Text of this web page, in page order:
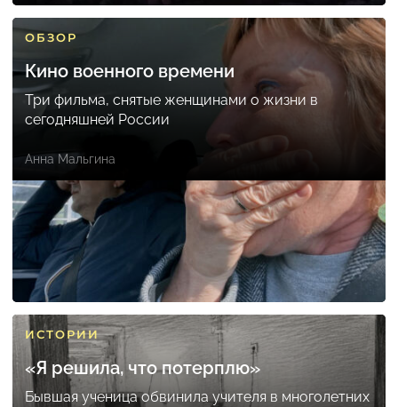
ОБЗОР
Кино военного времени
Три фильма, снятые женщинами о жизни в
сегодняшней России
Анна Мальгина
ИСТОРИИ
«Я решила, что потерплю»
Бывшая ученица обвинила учителя в многолетних